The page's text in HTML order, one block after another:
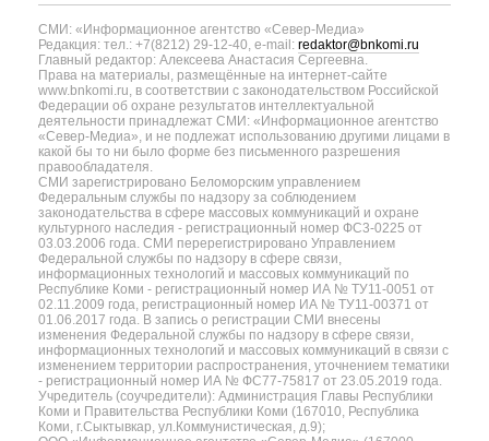
СМИ: «Информационное агентство «Север-Медиа»
Редакция: тел.: +7(8212) 29-12-40, e-mail: redaktor@bnkomi.ru
Главный редактор: Алексеева Анастасия Сергеевна.
Права на материалы, размещённые на интернет-сайте
www.bnkomi.ru, в соответствии с законодательством Российской
Федерации об охране результатов интеллектуальной
деятельности принадлежат СМИ: «Информационное агентство
«Север-Медиа», и не подлежат использованию другими лицами в
какой бы то ни было форме без письменного разрешения
правообладателя.
СМИ зарегистрировано Беломорским управлением
Федеральным службы по надзору за соблюдением
законодательства в сфере массовых коммуникаций и охране
культурного наследия - регистрационный номер ФС3-0225 от
03.03.2006 года. СМИ перерегистрировано Управлением
Федеральной службы по надзору в сфере связи,
информационных технологий и массовых коммуникаций по
Республике Коми - регистрационный номер ИА № ТУ11-0051 от
02.11.2009 года, регистрационный номер ИА № ТУ11-00371 от
01.06.2017 года. В запись о регистрации СМИ внесены
изменения Федеральной службы по надзору в сфере связи,
информационных технологий и массовых коммуникаций в связи с
изменением территории распространения, уточнением тематики
- регистрационный номер ИА № ФС77-75817 от 23.05.2019 года.
Учредитель (соучредители): Администрация Главы Республики
Коми и Правительства Республики Коми (167010, Республика
Коми, г.Сыктывкар, ул.Коммунистическая, д.9);